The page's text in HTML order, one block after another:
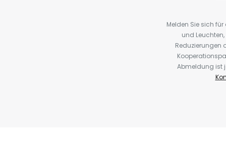
Melden Sie sich
und
Reduzierungen
Abmeldung ist